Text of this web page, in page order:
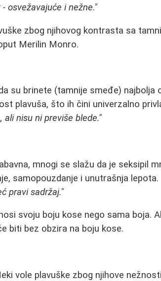
osvežavajuće i nežne."
zbog njihovog kontrasta sa
Merilin Monro.
su brinete (tamnije smeđe) najbolja
plavuša, što ih čini univerzalno
ali nisu ni previše blede."
mnogi se slažu da je seksipil
samopouzdanje i unutrašnja
pravi sadržaj."
svoju boju kose nego sama boja.
biti bez obzira na boju kose.
vole plavuške zbog njihove